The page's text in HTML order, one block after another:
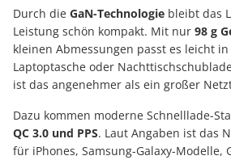
Durch die GaN-Technologie bleibt das
Leistung schön kompakt. Mit nur 98 g
kleinen Abmessungen passt es leicht in
Laptoptasche oder
ist das angenehmer als ein großer
Dazu kommen moderne Schnelllade-
QC 3.0 und PPS. Laut Angaben ist das
für iPhones, Samsung-Galaxy-Modelle,